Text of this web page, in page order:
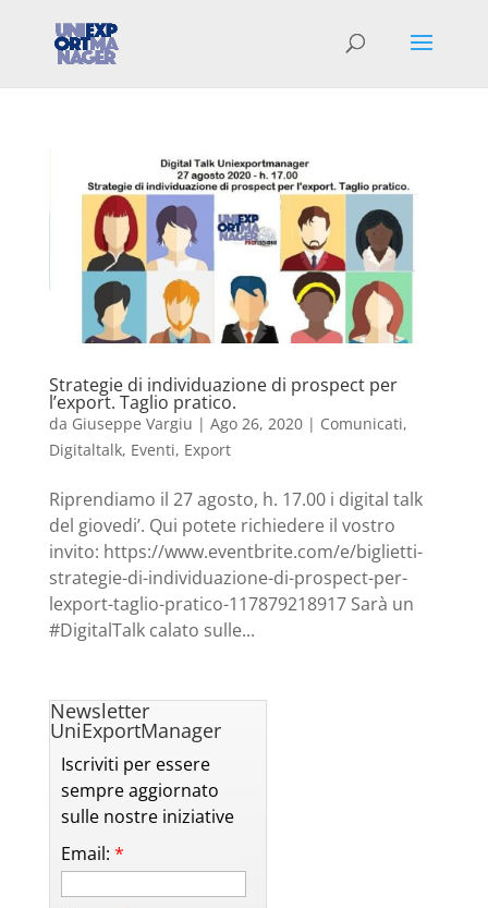
Strategie di individuazione di prospect per
l’export. Taglio pratico.
da Giuseppe Vargiu | Ago 26, 2020| Comunicati,
Digitaltalk, Eventi, Export
Riprendiamo il 27 agosto, h. 17.00 i digital talk
del giovedi’. Qui potete richiedere il vostro
invito: https://www.eventbrite.com/e/biglietti-
strategie-di-individuazione-di-prospect-per-
lexport-taglio-pratico-117879218917 Sarà un
#DigitalTalk calato sulle...
Newsletter
UniExportManager
Iscriviti per essere
sempre aggiornato
sulle nostre iniziative
Email: *